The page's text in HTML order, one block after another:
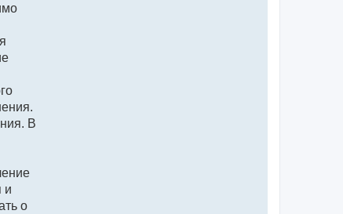
В
и
о